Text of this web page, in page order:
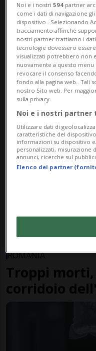
ITALIA
Super green
contro i "No
FOTO
ROMANIA
Troppi
corridoio
Noi e i nostri594 partner
come i dati di navigazione
dispositivo . Selezionando
tracciamento affinché
nostri partner trattiamo i
tecnologie dovessero
visualizzati potrebbero non
nuovamente a questo
revocare il consenso
fondo alla pagina web.. Tali
nostro Sito web. Per
sulla privacy.
Noi e i nostri
Utilizzare dati di
caratteristiche del
informazioni su dispositivo
personalizzati, misurazione
annunci, ricerche sul
Elenco dei partner